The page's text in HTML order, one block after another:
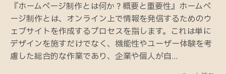
『ホームページ制作とは何か？概要と重要性』ホームペ
ージ制作とは、オンライン上で情報を発信するためのウ
ェブサイトを作成するプロセスを指します。これは単に
デザインを施すだけでなく、機能性やユーザー体験を考
慮した総合的な作業であり、企業や個人が自...